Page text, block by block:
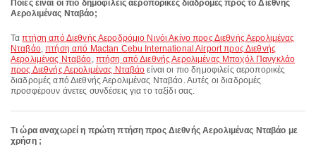
Ποιες είναι οι πιο δημοφιλείς αεροπορικές διαδρομές προς το Διεθνής
Αερολιμένας Νταβάο;
Ταπτήση από Διεθνής Αεροδρόμιο Νινόι Ακίνο προς Διεθνής Αερολιμένας
Νταβάο,πτήση από Mactan Cebu International Airport προς Διεθνής
Αερολιμένας Νταβάο, πτήση από Διεθνής Αερολιμένας Μποχόλ Πανγκλάο
προς Διεθνής Αερολιμένας Νταβάο είναι οι πιο δημοφιλείς αεροπορικές
διαδρομές από Διεθνής Αερολιμένας Νταβάο. Αυτές οι διαδρομές
προσφέρουν άνετες συνδέσεις για το ταξίδι σας.
Τι ώρα αναχωρεί η πρώτη πτήση προς Διεθνής Αερολιμένας Νταβάο με
χρήση ;